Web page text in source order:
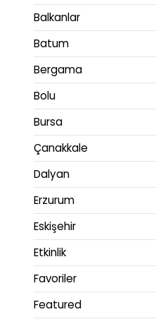
Balkanlar
Batum
Bergama
Bolu
Bursa
Çanakkale
Dalyan
Erzurum
Eskişehir
Etkinlik
Favoriler
Featured